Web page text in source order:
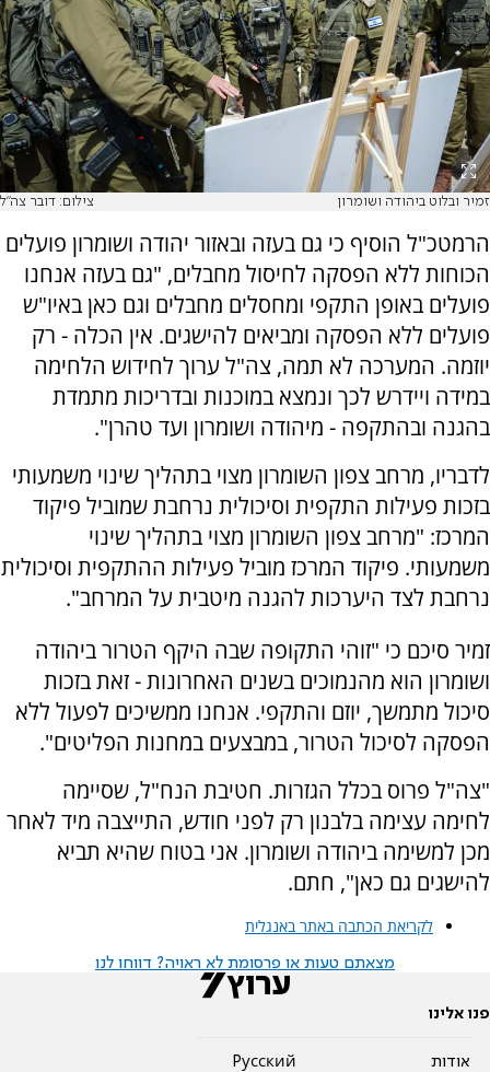
זמיר ובלוט ביהודה ושומרון צילום: דובר צה"ל
הרמטכ"ל הוסיף כי גם בעזה ובאזור יהודה ושומרון פועלים
הכוחות ללא הפסקה לחיסול מחבלים, "גם בעזה אנחנו
פועלים באופן התקפי ומחסלים מחבלים וגם כאן באיו"ש
פועלים ללא הפסקה ומביאים להישגים. אין הכלה - רק
יוזמה. המערכה לא תמה, צה"ל ערוך לחידוש הלחימה
במידה ויידרש לכך ונמצא במוכנות ובדריכות מתמדת
בהגנה ובהתקפה - מיהודה ושומרון ועד טהרן".
לדבריו, מרחב צפון השומרון מצוי בתהליך שינוי משמעותי
בזכות פעילות התקפית וסיכולית נרחבת שמוביל פיקוד
המרכז: "מרחב צפון השומרון מצוי בתהליך שינוי
משמעותי. פיקוד המרכז מוביל פעילות ההתקפית וסיכולית
נרחבת לצד היערכות להגנה מיטבית על המרחב".
זמיר סיכם כי "זוהי התקופה שבה היקף הטרור ביהודה
ושומרון הוא מהנמוכים בשנים האחרונות - זאת בזכות
סיכול מתמשך, יוזם והתקפי. אנחנו ממשיכים לפעול ללא
הפסקה לסיכול הטרור, במבצעים במחנות הפליטים".
"צה"ל פרוס בכלל הגזרות. חטיבת הנח"ל, שסיימה
לחימה עצימה בלבנון רק לפני חודש, התייצבה מיד לאחר
מכן למשימה ביהודה ושומרון. אני בטוח שהיא תביא
להישגים גם כאן", חתם.
לקריאת הכתבה באתר באנגלית
מצאתם טעות או פרסומת לא ראויה? דווחו לנו
פנו אלינו
אודות
Pусский